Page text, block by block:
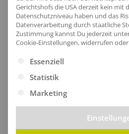
Angenehmer
Der Nackenbereich der
optimalen Schutz, sondern ist
Gerichtshofs die USA derzeit kein mit
Datenschutzniveau haben und das
Datenverarbeitung durch staatliche
Zustimmung kannst Du jederzeit
Cookie-Einstellungen, widerrufen
Es folgt eine Liste der
Essenziell
Statistik
Marketing